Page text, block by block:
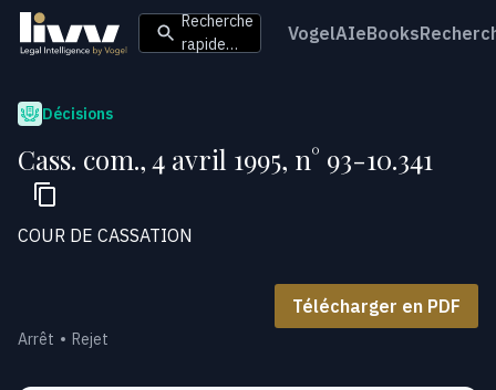
Recherche
rapide…
VogelAIeBooks
Décisions
Cass. com., 4 avril 1995, n° 93-10.341
COUR DE CASSATION
Télécharger en PDF
Arrêt Rejet